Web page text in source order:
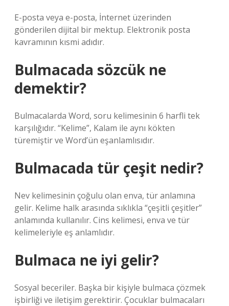
E-posta veya e-posta, İnternet üzerinden
gönderilen dijital bir mektup. Elektronik posta
kavramının kısmi adıdır.
Bulmacada sözcük ne
demektir?
Bulmacalarda Word, soru kelimesinin 6 harfli tek
karşılığıdır. “Kelime”, Kalam ile aynı kökten
türemiştir ve Word’ün eşanlamlısıdır.
Bulmacada tür çeşit nedir?
Nev kelimesinin çoğulu olan enva, tür anlamına
gelir. Kelime halk arasında sıklıkla “çeşitli çeşitler”
anlamında kullanılır. Cins kelimesi, enva ve tür
kelimeleriyle eş anlamlıdır.
Bulmaca ne iyi gelir?
Sosyal beceriler. Başka bir kişiyle bulmaca çözmek
işbirliği ve iletişim gerektirir. Çocuklar bulmacaları